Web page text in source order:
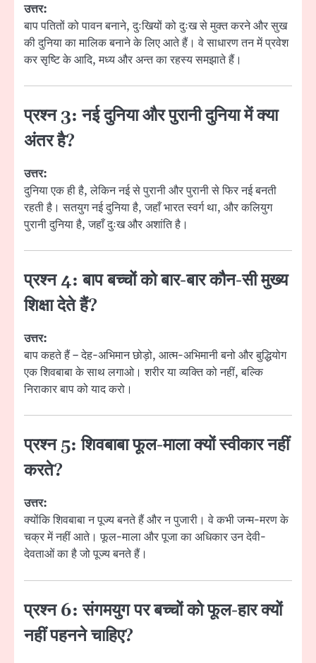
उत्तर:
बाप पतितों को पावन बनाने, दुःखियों को दुःख से मुक्त करने और सुख
की दुनिया का मालिक बनाने के लिए आते हैं। वे साधारण तन में प्रवेश
कर सृष्टि के आदि, मध्य और अन्त का रहस्य समझाते हैं।
प्रश्न 3: नई दुनिया और पुरानी दुनिया में क्या
अंतर है?
उत्तर:
दुनिया एक ही है, लेकिन नई से पुरानी और पुरानी से फिर नई बनती
रहती है। सतयुग नई दुनिया है, जहाँ भारत स्वर्ग था, और कलियुग
पुरानी दुनिया है, जहाँ दुःख और अशांति है।
प्रश्न 4: बाप बच्चों को बार-बार कौन-सी मुख्य
शिक्षा देते हैं?
उत्तर:
बाप कहते हैं – देह-अभिमान छोड़ो, आत्म-अभिमानी बनो और बुद्धियोग
एक शिवबाबा के साथ लगाओ। शरीर या व्यक्ति को नहीं, बल्कि
निराकार बाप को याद करो।
प्रश्न 5: शिवबाबा फूल-माला क्यों स्वीकार नहीं
करते?
उत्तर:
क्योंकि शिवबाबा न पूज्य बनते हैं और न पुजारी। वे कभी जन्म-मरण के
चक्र में नहीं आते। फूल-माला और पूजा का अधिकार उन देवी-
देवताओं का है जो पूज्य बनते हैं।
प्रश्न 6: संगमयुग पर बच्चों को फूल-हार क्यों
नहीं पहनने चाहिए?